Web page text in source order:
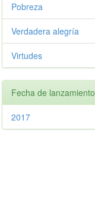
Pobreza
Verdadera alegría
Virtudes
Fecha de lanzamiento
2017